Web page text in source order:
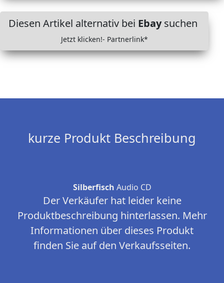
Diesen Artikel alternativ bei Ebaysuchen
Jetzt klicken!- Partnerlink*
kurze Produkt Beschreibung
Silberfisch Audio CD
Der Verkäufer hat leider keine
Produktbeschreibung hinterlassen. Mehr
Informationen über dieses Produkt
finden Sie auf den Verkaufsseiten.